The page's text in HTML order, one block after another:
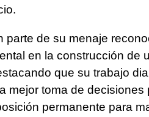
parte de su menaje
en la construcción de
que su trabajo
mejor toma de
permanente para